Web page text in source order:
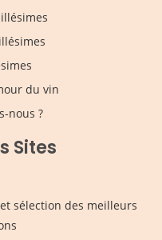
du vin
nous ?
Sites
sélection des meilleurs